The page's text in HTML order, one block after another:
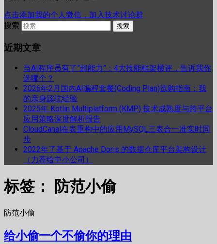
点击添加我的个人微信，加入技术讨论群
搜索
近期文章
当AI程序员有了”超能力”：4大技能框架横评，告诉我你
选哪个？
2026年2月国内AI编程套餐(Coding Plan)选购指南：我
的亲身踩坑经验
2025年 Kotlin Multiplatform (KMP) 技术成熟度与跨平台
应用策略深度解析报告
CloudCanal在表重构中的应用MySQL三表合一准实时同
步
2022年了基于 Apache Doris 的数据仓库平台架构设计
（力荐给中小公司）
标签： 防范小偷
防范小偷
给小偷一个不偷你的理由